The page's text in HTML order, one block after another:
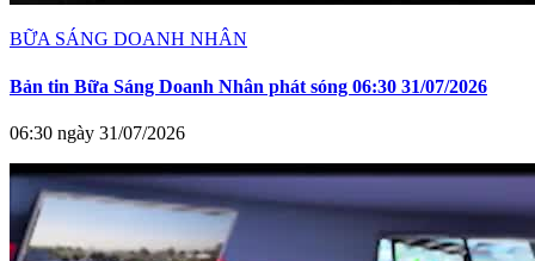
BỮA SÁNG DOANH NHÂN
Bản tin Bữa Sáng Doanh Nhân phát sóng 06:30 31/07/2026
06:30 ngày 31/07/2026